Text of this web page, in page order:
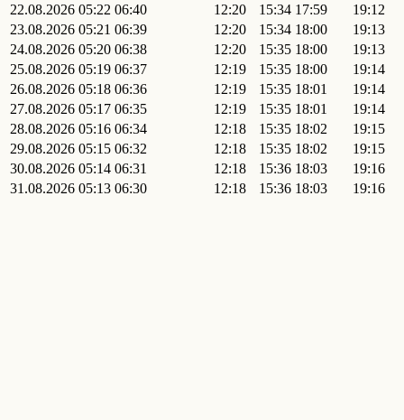
22.08.2026 05:22 06:40 12:20 15:34 17:59
19:12
23.08.2026 05:21 06:39 12:20 15:34 18:00
19:13
24.08.2026 05:20 06:38 12:20 15:35 18:00
19:13
25.08.2026 05:19 06:37 12:19 15:35 18:00
19:14
26.08.2026 05:18 06:36 12:19 15:35 18:01
19:14
27.08.2026 05:17 06:35 12:19 15:35 18:01
19:14
28.08.2026 05:16 06:34 12:18 15:35 18:02
19:15
29.08.2026 05:15 06:32 12:18 15:35 18:02
19:15
30.08.2026 05:14 06:31 12:18 15:36 18:03
19:16
31.08.2026 05:13 06:30 12:18 15:36 18:03 19:16